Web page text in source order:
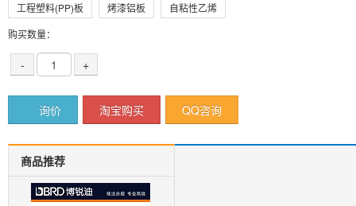
工程塑料(PP)板
烤漆铝板
自粘性乙烯
购买数量：
- +
询价 淘宝购买 QQ咨询
商品推荐